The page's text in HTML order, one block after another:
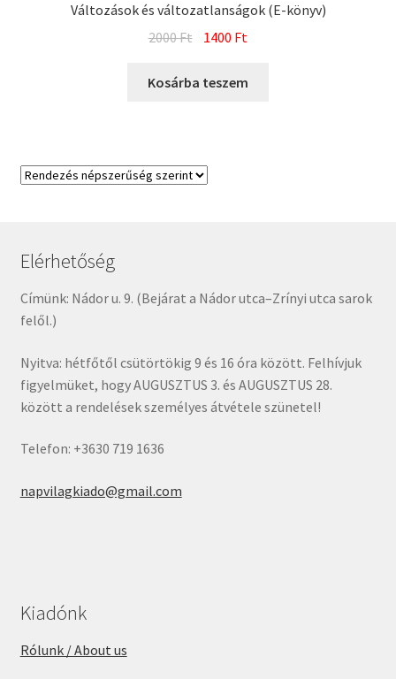
Változások és változatlanságok (E-könyv)
2000Ft Original
was:
1400 Ft
is:
Kosárba teszem
Elérhetőség
Címünk: Nádor u. 9. (Bejárat a Nádor utca–Zrínyi utca sarok
felől.)
Nyitva: hétfőtől csütörtökig 9 és 16 óra között. Felhívjuk
figyelmüket, hogy AUGUSZTUS 3. és AUGUSZTUS 28.
között a rendelések személyes átvétele szünetel!
Telefon: +3630 719 1636
napvilagkiado@gmail.com
Kiadónk
Rólunk / About us